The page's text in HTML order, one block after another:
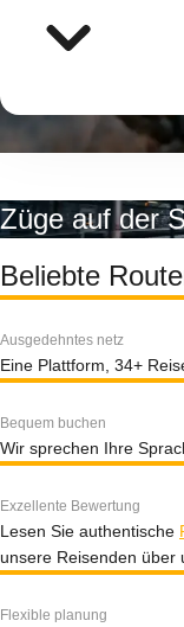
Züge auf der
Beliebte
Ausgedehntes netz
Eine Plattform, 34+
Bequem buchen
Wir sprechen Ihre
Exzellente Bewertung
Lesen Sie authentische
unsere Reisenden über
Flexible planung